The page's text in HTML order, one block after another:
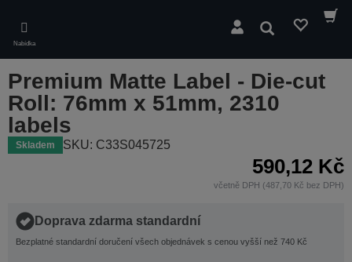
main
content
Nabídka
Hledat
Premium Matte Label - Die-cut
Roll: 76mm x 51mm, 2310
labels
Skladem SKU: C33S045725
590,12 Kč
včetně DPH (487,70 Kč bez DPH)
Doprava zdarma standardní
Bezplatné standardní doručení všech objednávek s cenou vyšší než 740 Kč